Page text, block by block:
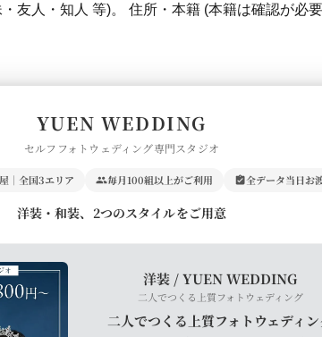
友人・知人 等)。 住所・本籍 (本籍は確認が必
YUEN WEDDING
セルフフォトウェディング専門スタジオ
｜全国3エリア 毎月100組以上がご利用 全データ当日お
洋装・和装、2つのスタイルをご用意
洋装 / YUEN WEDDING
二人でつくる上質フォトウェディング
二人でつくる上質フォトウェディ